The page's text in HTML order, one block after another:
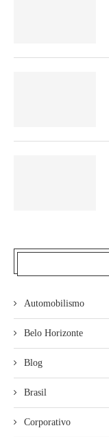
Automobilismo
Belo Horizonte
Blog
Brasil
Corporativo